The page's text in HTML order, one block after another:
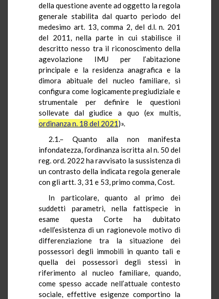
della questione avente ad oggetto la regola
generale stabilita dal quarto periodo del
medesimo art. 13, comma 2, del d.l. n. 201
del 2011, nella parte in cui stabilisce il
descritto nesso tra il riconoscimento della
agevolazione IMU per l’abitazione
principale e la residenza anagrafica e la
dimora abituale del nucleo familiare, si
configura come logicamente pregiudiziale e
strumentale per definire le questioni
sollevate dal giudice a quo (ex multis,
ordinanza n. 18 del 2021)».
2.1.– Quanto alla non manifesta
infondatezza, l’ordinanza iscritta al n. 50 del
reg. ord. 2022 ha ravvisato la sussistenza di
un contrasto della indicata regola generale
con gli artt. 3, 31 e 53, primo comma, Cost.
In particolare, quanto al primo dei
suddetti parametri, nella fattispecie in
esame questa Corte ha dubitato
«dell’esistenza di un ragionevole motivo di
differenziazione tra la situazione dei
possessori degli immobili in quanto tali e
quella dei possessori degli stessi in
riferimento al nucleo familiare, quando,
come spesso accade nell’attuale contesto
sociale, effettive esigenze comportino la